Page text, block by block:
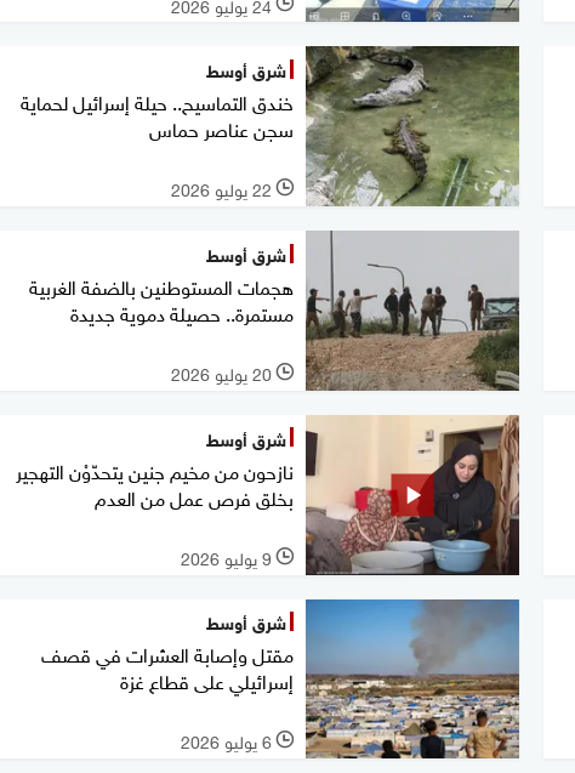
شرق أوسط
خندق التماسيح.. حيلة إسرائيل لحماية
سجن عناصر حماس
l 22 يوليو 2026
شرق أوسط
هجمات المستوطنين بالضفة الغربية
مستمرة.. حصيلة دموية جديدة
l 20 يوليو 2026
شرق أوسط
نازحون من مخيم جنين يتحدّوْن التهجير
بخلق فرص عمل من العدم
l 9 يوليو 2026
شرق أوسط
مقتل وإصابة العشرات في قصف
إسرائيلي على قطاع غزة
l 6 يوليو 2026